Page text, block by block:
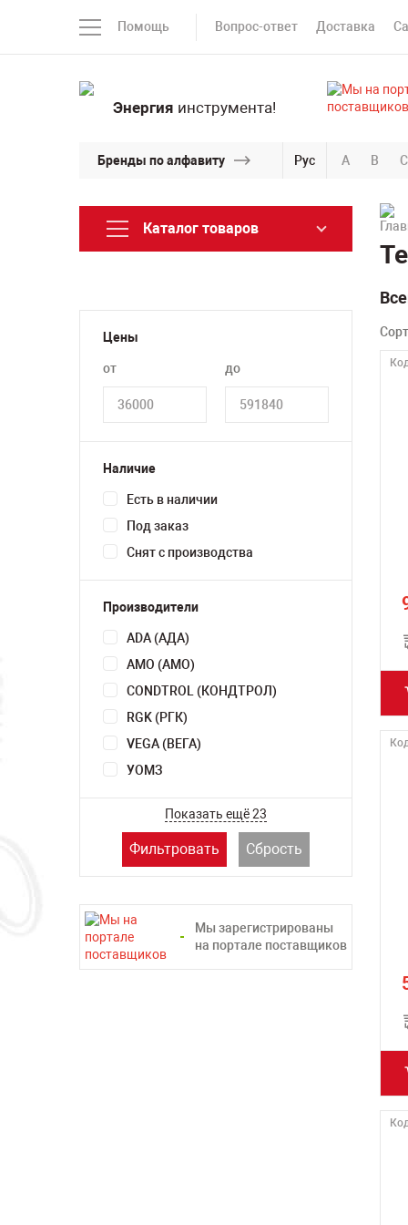
Помощь Вопрос-ответ Доставка
Энергия инструмента!
Бренды по алфавиту Рус A B C
Каталог товаров
Цены
от до
Наличие
Есть в наличии
Под заказ
Снят с производства
Производители
ADA (АДА)
AMO (АМО)
CONDTROL (КОНДТРОЛ)
RGK (РГК)
VEGA (ВЕГА)
УОМЗ
Показать ещё 23
Фильтровать Сбрость
Мы зарегистрированы
на портале поставщиков